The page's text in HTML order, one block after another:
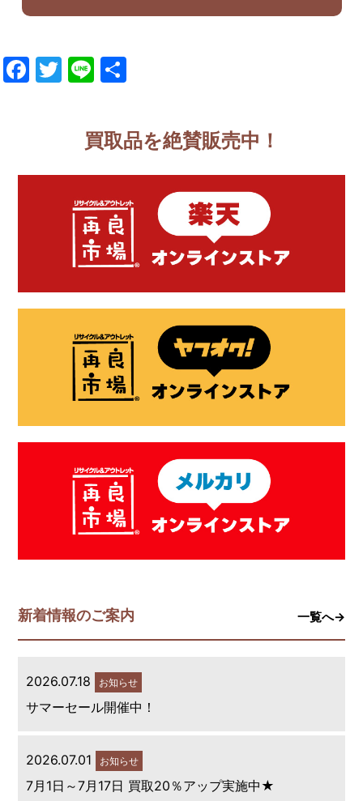
Facebook
Twitter
Line
買取品を絶賛販売中！
新着情報のご案内 一覧へ→
2026.07.18 お知らせ
サマーセール開催中！
2026.07.01 お知らせ
7月1日～7月17日 買取20％アップ実施中★